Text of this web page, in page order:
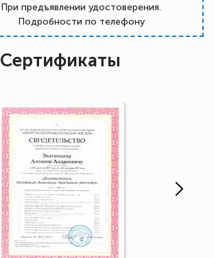
При предъявлении удостоверения.
Подробности по телефону
Сертификаты